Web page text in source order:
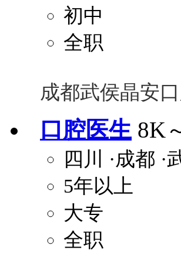
初中
全职
成都武侯晶安
口腔医生 8K
四川 ·成都 ·
5年以上
大专
全职